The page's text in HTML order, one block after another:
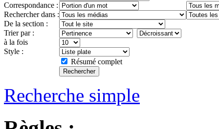
Correspondance :
Rechercher dans :
De la section :
Trier par :
à la fois
Style :
Résumé complet
Recherche simple